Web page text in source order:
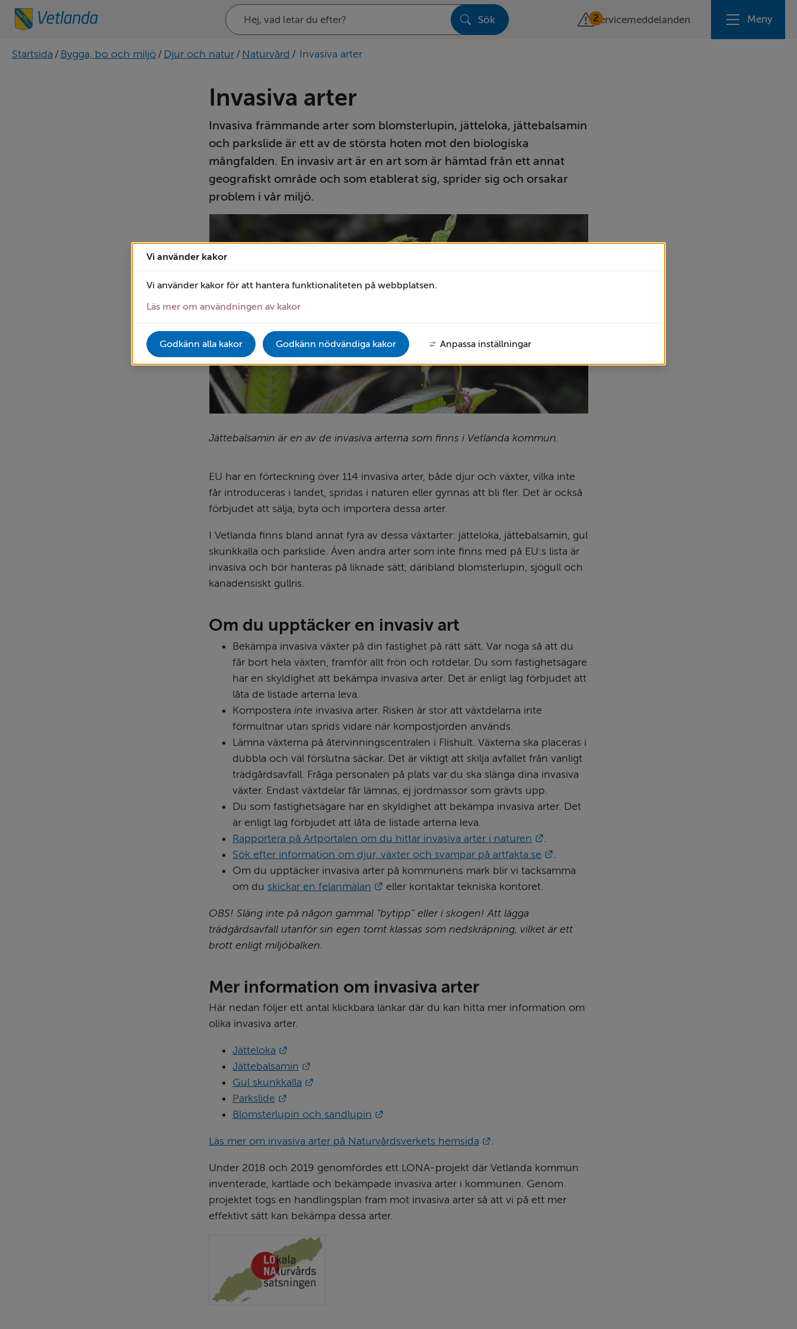
Vi använder kakor
Vi använder kakor för att hantera funktionaliteten på webbplatsen.
Läs mer om användningen av kakor
Godkänn alla kakor Godkänn nödvändiga kakor Anpassa inställningar
Sök
på
webbplatsen
Sök 2
Servicemeddelanden Meny
Startsida / Bygga, bo och miljö / Djur och natur / Naturvård / Invasiva arter
Invasiva arter
Invasiva främmande arter som blomsterlupin, jätteloka, jättebalsamin
och parkslide är ett av de största hoten mot den biologiska
mångfalden. En invasiv art är en art som är hämtad från ett annat
geografiskt område och som etablerat sig, sprider sig och orsakar
problem i vår miljö.
Jättebalsamin är en av de invasiva arterna som finns i Vetlanda kommun.
EU har en förteckning över 114 invasiva arter, både djur och växter, vilka inte
får introduceras i landet, spridas i naturen eller gynnas att bli fler. Det är också
förbjudet att sälja, byta och importera dessa arter.
I Vetlanda finns bland annat fyra av dessa växtarter: jätteloka, jättebalsamin, gul
skunkkalla och parkslide. Även andra arter som inte finns med på EU:s lista är
invasiva och bör hanteras på liknade sätt, däribland blomsterlupin, sjögull och
kanadensiskt gullris.
Om du upptäcker en invasiv art
Bekämpa invasiva växter på din fastighet på rätt sätt. Var noga så att du
får bort hela växten, framför allt frön och rotdelar. Du som fastighetsägare
har en skyldighet att bekämpa invasiva arter. Det är enligt lag förbjudet att
låta de listade arterna leva.
Kompostera inte invasiva arter. Risken är stor att växtdelarna inte
förmultnar utan sprids vidare när kompostjorden används.
Lämna växterna på återvinningscentralen i Flishult. Växterna ska placeras i
dubbla och väl förslutna säckar. Det är viktigt att skilja avfallet från vanligt
trädgårdsavfall. Fråga personalen på plats var du ska slänga dina invasiva
växter. Endast växtdelar får lämnas, ej jordmassor som grävts upp.
Du som fastighetsägare har en skyldighet att bekämpa invasiva arter. Det
är enligt lag förbjudet att låta de listade arterna leva.
Rapportera på Artportalen om du hittar invasiva arter i naturen
Sök efter information om djur, växter och svampar på artfakta.se
Om du upptäcker invasiva arter på kommunens mark blir vi tacksamma
om du skickar en felanmälan Länk till annan webbplats.
eller kontaktar tekniska kontoret.
OBS! Släng inte på någon gammal "bytipp" eller i skogen! Att lägga
trädgårdsavfall utanför sin egen tomt klassas som nedskräpning, vilket är ett
brott enligt miljöbalken.
Mer information om invasiva arter
Här nedan följer ett antal klickbara länkar där du kan hitta mer information om
olika invasiva arter.
Jätteloka
Jättebalsamin
Gul skunkkalla
Parkslide
Blomsterlupin och sandlupin
Läs mer om invasiva arter på Naturvårdsverkets hemsida .
Under 2018 och 2019 genomfördes ett LONA-projekt där Vetlanda kommun
inventerade, kartlade och bekämpade invasiva arter i kommunen. Genom
projektet togs en handlingsplan fram mot invasiva arter så att vi på ett mer
effektivt sätt kan bekämpa dessa arter.